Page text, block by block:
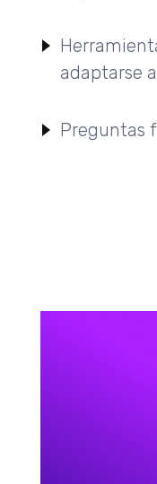
adaptarse
Preguntas